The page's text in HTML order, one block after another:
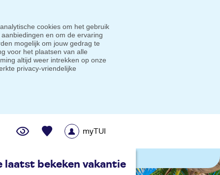
cookies om het gebruik
en om de ervaring
mogelijk om jouw gedrag te
voor het plaatsen van alle
altijd weer intrekken op onze
privacy-vriendelijke
laatst bekeken vakantie
myTUI
prijsgarantie